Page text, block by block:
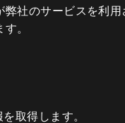
社のサービスを利
。
取得します。